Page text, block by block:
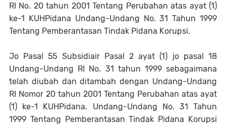
RI No. 20 tahun 2001 Tentang Perubahan atas ayat (1)
ke-1 KUHPidana Undang-Undang No. 31 Tahun 1999
Tentang Pemberantasan Tindak Pidana Korupsi.
Jo Pasal 55 Subsidiair Pasal 2 ayat (1) jo pasal 18
Undang-Undang RI No. 31 tahun 1999 sebagaimana
telah diubah dan ditambah dengan Undang-Undang
RI Nomor 20 tahun 2001 Tentang Perubahan atas ayat
(1) ke-1 KUHPidana. Undang-Undang No. 31 Tahun
1999 Tentang Pemberantasan Tindak Pidana Korupsi